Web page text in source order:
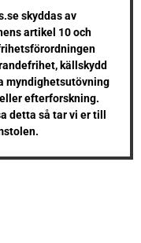
skyddas av
artikel 10 och
källskydd
myndighetsutövning
efterforskning.
detta så tar vi er till